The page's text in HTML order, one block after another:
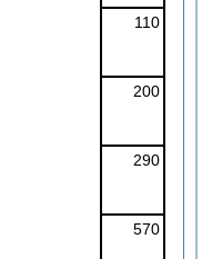
110
200
290
570